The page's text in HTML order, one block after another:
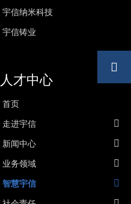
宇信纳米科技
宇信铸业
人才中心
首页
走进宇信 
新闻中心 
业务领域 
智慧宇信 
